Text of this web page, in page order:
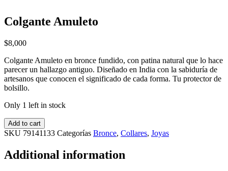
Colgante Amuleto
$8,000
Colgante Amuleto en bronce fundido, con patina natural que lo hace
parecer un hallazgo antiguo. Diseñado en India con la sabiduría de
artesanos que conocen el significado de cada forma. Tu protector de
bolsillo.
Only 1 left in stock
Add to cart
SKU 79141133 Categorías Bronce, Collares, Joyas
Additional information